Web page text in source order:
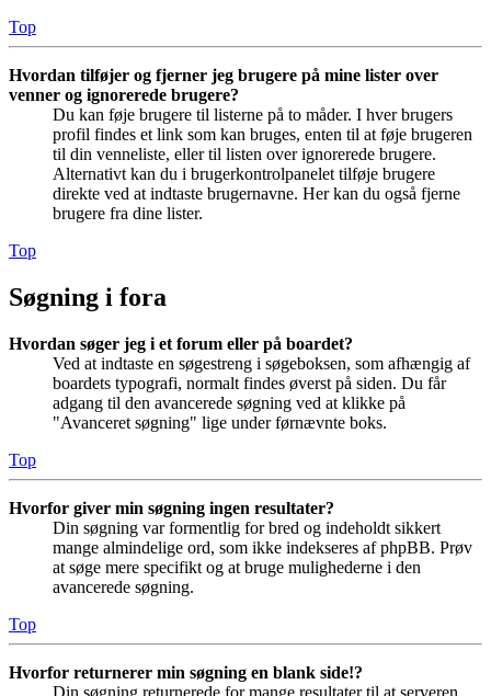
Top
Hvordan tilføjer og fjerner jeg brugere på mine lister over
venner og ignorerede brugere?
Du kan føje brugere til listerne på to måder. I hver brugers
profil findes et link som kan bruges, enten til at føje brugeren
til din venneliste, eller til listen over ignorerede brugere.
Alternativt kan du i brugerkontrolpanelet tilføje brugere
direkte ved at indtaste brugernavne. Her kan du også fjerne
brugere fra dine lister.
Top
Søgning i fora
Hvordan søger jeg i et forum eller på boardet?
Ved at indtaste en søgestreng i søgeboksen, som afhængig af
boardets typografi, normalt findes øverst på siden. Du får
adgang til den avancerede søgning ved at klikke på
"Avanceret søgning" lige under førnævnte boks.
Top
Hvorfor giver min søgning ingen resultater?
Din søgning var formentlig for bred og indeholdt sikkert
mange almindelige ord, som ikke indekseres af phpBB. Prøv
at søge mere specifikt og at bruge mulighederne i den
avancerede søgning.
Top
Hvorfor returnerer min søgning en blank side!?
Din søgning returnerede for mange resultater til at serveren